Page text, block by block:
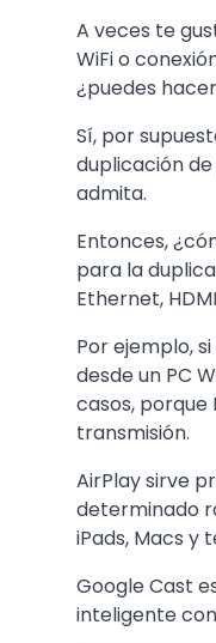
A veces te
WiFi o
¿puedes
Sí, por
duplicación
admita.
Entonces,
para la
Ethernet,
Por ejemplo,
desde un PC
casos,
transmisión.
AirPlay sirve
determinado
iPads, Macs y
Google Cast
inteligente